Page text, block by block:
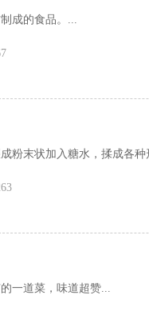
成的食品。...
粉末状加入糖水，揉成各
一道菜，味道超赞...